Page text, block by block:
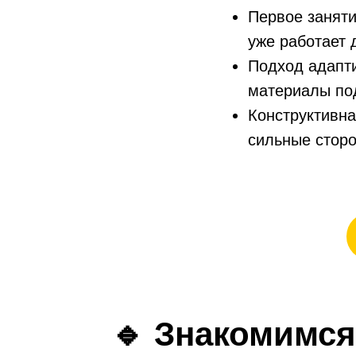
Первое
уже работает
Подход
материалы
сильные
🔹